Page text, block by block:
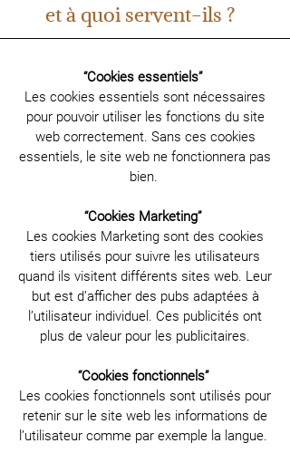
et à quoi servent-ils ?
“Cookies essentiels”
Les cookies essentiels sont nécessaires
pour pouvoir utiliser les fonctions du site
web correctement. Sans ces cookies
essentiels, le site web ne fonctionnera pas
bien.
“Cookies Marketing”
Les cookies Marketing sont des cookies
tiers utilisés pour suivre les utilisateurs
quand ils visitent différents sites web. Leur
but est d’afficher des pubs adaptées à
l’utilisateur individuel. Ces publicités ont
plus de valeur pour les publicitaires.
“Cookies fonctionnels”
Les cookies fonctionnels sont utilisés pour
retenir sur le site web les informations de
l’utilisateur comme par exemple la langue.